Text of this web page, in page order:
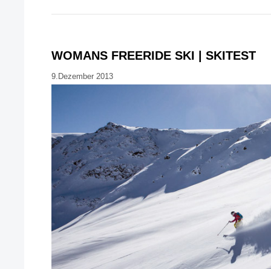
WOMANS FREERIDE SKI | SKITEST
9.Dezember 2013